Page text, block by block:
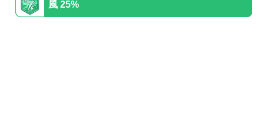
風 25%